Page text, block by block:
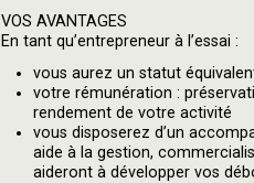
VOS AVANTAGES
En tant qu’entrepreneur à l’essai :
vous aurez un statut
votre rémunération :
rendement de votre activité
vous disposerez d’un
aide à la gestion,
aideront à développer vos